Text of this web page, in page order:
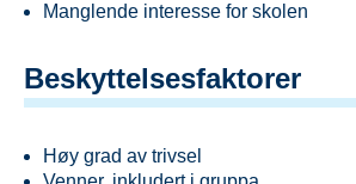
Manglende interesse for skolen
Beskyttelsesfaktorer
Høy grad av trivsel